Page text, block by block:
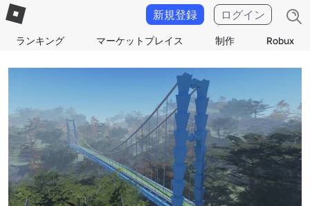
ランキング マーケットプレイス 制作 Robux
新規登録 ログイン